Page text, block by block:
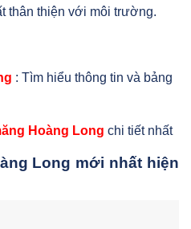
thân thiện với môi trường.
: Tìm hiểu thông tin và bảng
Hoàng Long chi tiết nhất
Long mới nhất hiện